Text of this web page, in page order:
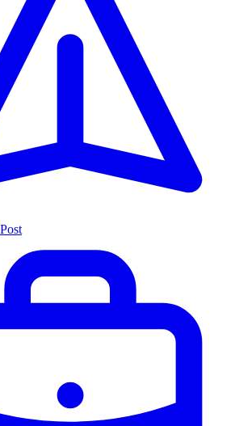
Post